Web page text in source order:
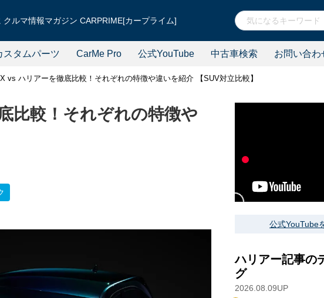
ルマ情報マガジン CARPRIME[カープライム]
スタムパーツ CarMe Pro 公式YouTube 中古車検索 お問い合わ
vs ハリアーを徹底比較！それぞれの特徴や違いを紹介 【SUV対立比較】
比較！それぞれの特徴や
公式YouTube
ハリアー記事の
グ
2026.08.09UP